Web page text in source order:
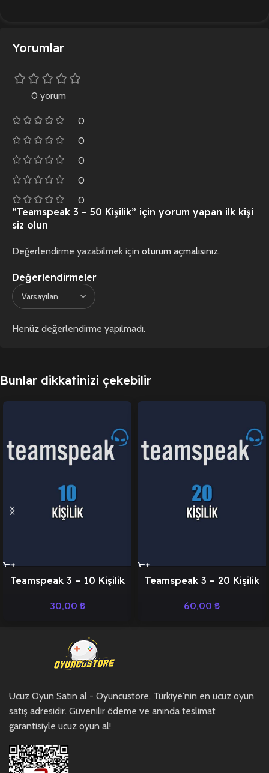
Yorumlar
0 yorum
0
0
0
0
0
Değerlendirmeler
Henüz değerlendirme yapılmadı.
“Teamspeak 3 – 50 Kişilik” için yorum yapan ilk kişi
siz olun
Değerlendirme yazabilmek için oturum açmalısınız.
Bunlar dikkatinizi çekebilir
Teamspeak 3 – 10 Kişilik
30,00 ₺
Teamspeak 3 – 20 Kişilik
60,00 ₺
Ucuz Oyun Satın al - Oyuncustore, Türkiye'nin en ucuz oyun
satış adresidir. Güvenilir ödeme ve anında teslimat
garantisiyle ucuz oyun al!